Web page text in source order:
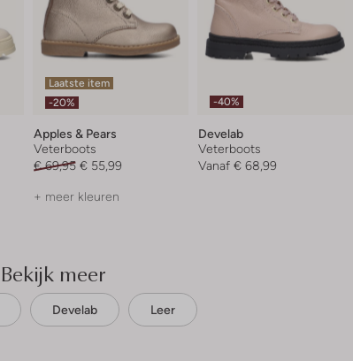
Laatste item
-20%
Apples & Pears
Veterboots
€ 69,95 € 55,99
+ meer kleuren
-40%
Develab
Veterboots
Vanaf € 68,99
Bekijk meer
Develab Leer